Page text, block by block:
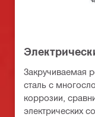
Закручиваемая
сталь с
коррозии,
электрических